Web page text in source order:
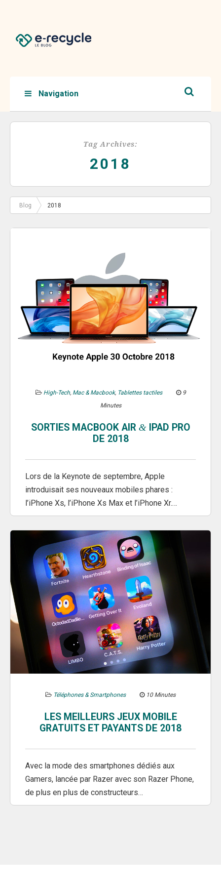
Navigation
Tag Archives:
2018
Blog 2018
High-Tech, Mac & Macbook, Tablettes tactiles
9
Minutes
SORTIES MACBOOK AIR &IPAD PRO
DE 2018
Lors de la Keynote de septembre, Apple
introduisait ses nouveaux mobiles phares :
l’iPhone Xs, l’iPhone Xs Max et l’iPhone Xr.…
Téléphones & Smartphones 10 Minutes
LES MEILLEURS JEUX MOBILE
GRATUITS ET PAYANTS DE 2018
Avec la mode des smartphones dédiés aux
Gamers, lancée par Razer avec son Razer Phone,
de plus en plus de constructeurs…